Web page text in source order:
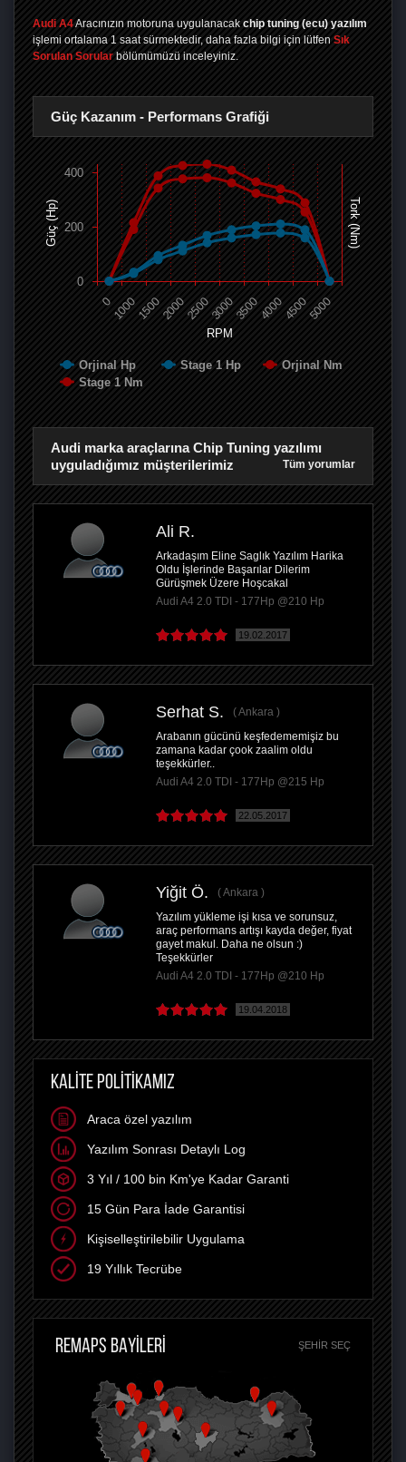
Audi A4Aracınızın motoruna uygulanacak chip tuning (ecu) yazılım
işlemi ortalama 1 saat sürmektedir, daha fazla bilgi için lütfen Sık
Sorulan Sorular bölümümüzü inceleyiniz.
Güç Kazanım - Performans Grafiği
RPM
Güç (Hp) Tork (Nm)
Orjinal Hp Stage 1 Hp
Orjinal Nm
Stage 1 Nm
0 100015002000250030003500400045005000
0
200
400
Audi marka araçlarına Chip Tuning yazılımı
uyguladığımız müşterilerimiz
Tüm yorumlar
Ali R.
Arkadaşım Eline Saglık Yazılım Harika
Oldu İşlerinde Başarılar Dilerim
Gürüşmek Üzere Hoşcakal
Audi A4 2.0 TDI - 177Hp @210 Hp
19.02.2017
Serhat S.
Ankara
Arabanın gücünü keşfedememişiz bu
zamana kadar çook zaalim oldu
teşekkürler..
Audi A4 2.0 TDI - 177Hp @215 Hp
22.05.2017
Yiğit Ö.
Ankara
Yazılım yükleme işi kısa ve sorunsuz,
araç performans artışı kayda değer, fiyat
gayet makul. Daha ne olsun :)
Teşekkürler
Audi A4 2.0 TDI - 177Hp @210 Hp
19.04.2018
KALİTE POLİTİKAMIZ
Araca özel yazılım
Yazılım Sonrası Detaylı Log
3 Yıl / 100 bin Km'ye Kadar Garanti
15 Gün Para İade Garantisi
Kişiselleştirilebilir Uygulama
19 Yıllık Tecrübe
REMAPS BAYİLERİ ŞEHIR SEÇ